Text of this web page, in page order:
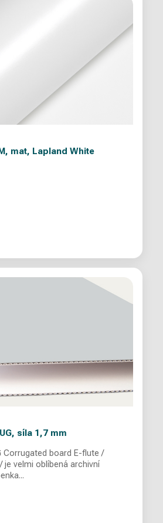
mat, Lapland White
síla 1,7 mm